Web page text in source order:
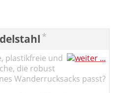
*
plastikfreie und
die robust
Wanderrucksacks passt?